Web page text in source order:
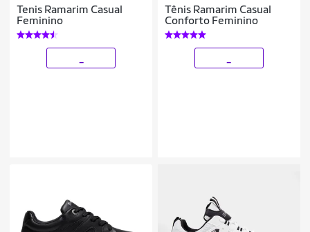
Tenis Ramarim Casual
Feminino
Tênis Ramarim Casual
Conforto Feminino